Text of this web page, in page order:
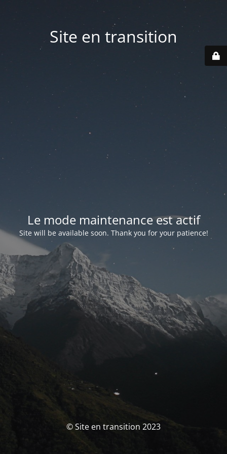
Site en transition
Le mode maintenance est actif
Site will be available soon. Thank you for your patience!
© Site en transition 2023